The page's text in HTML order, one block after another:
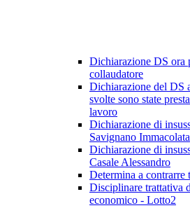
Dichiarazione DS ora
collaudatore
Dichiarazione del DS
svolte sono state
lavoro
Dichiarazione di
Savignano Immacolata
Dichiarazione di
Casale Alessandro
Determina a
Disciplinare trattativa
economico - Lotto2